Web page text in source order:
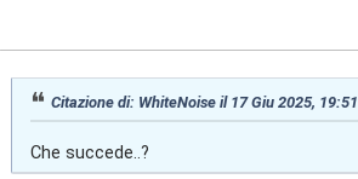
Citazione di: WhiteNoise il 17 Giu 2025, 19:51
Che succede..?